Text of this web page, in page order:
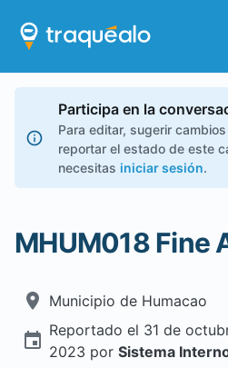
Participa en la
Para editar, sugerir
reportar el estado de este
necesitas iniciar sesión.
MHUM018 Fine
Municipio de Humacao
Reportado el 31 de
2023 por Sistema